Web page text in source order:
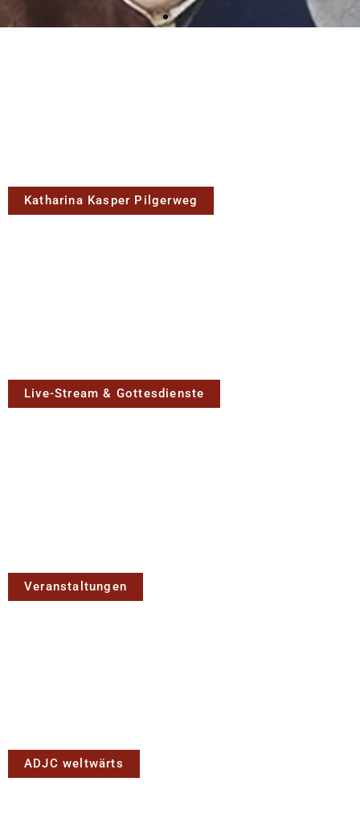
Katharina Kasper Pilgerweg
Live-Stream & Gottesdienste
Veranstaltungen
ADJC weltwärts